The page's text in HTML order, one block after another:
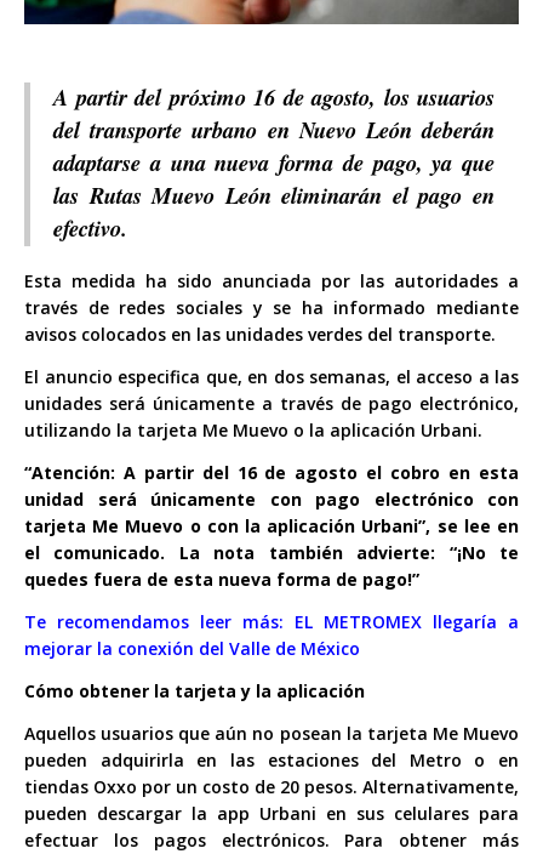
A partir del próximo 16 de agosto, los usuarios
del transporte urbano en Nuevo León deberán
adaptarse a una nueva forma de pago, ya que
las Rutas Muevo León eliminarán el pago en
efectivo.
Esta medida ha sido anunciada por las autoridades a
través de redes sociales y se ha informado mediante
avisos colocados en las unidades verdes del transporte.
El anuncio especifica que, en dos semanas, el acceso a las
unidades será únicamente a través de pago electrónico,
utilizando la tarjeta Me Muevo o la aplicación Urbani.
“Atención: A partir del 16 de agosto el cobro en esta
unidad será únicamente con pago electrónico con
tarjeta Me Muevo o con la aplicación Urbani”, se lee en
el comunicado. La nota también advierte: “¡No te
quedes fuera de esta nueva forma de pago!”
Te recomendamos leer más: EL METROMEX llegaría a
mejorar la conexión del Valle de México
Cómo obtener la tarjeta y la aplicación
Aquellos usuarios que aún no posean la tarjeta Me Muevo
pueden adquirirla en las estaciones del Metro o en
tiendas Oxxo por un costo de 20 pesos. Alternativamente,
pueden descargar la app Urbani en sus celulares para
efectuar los pagos electrónicos. Para obtener más